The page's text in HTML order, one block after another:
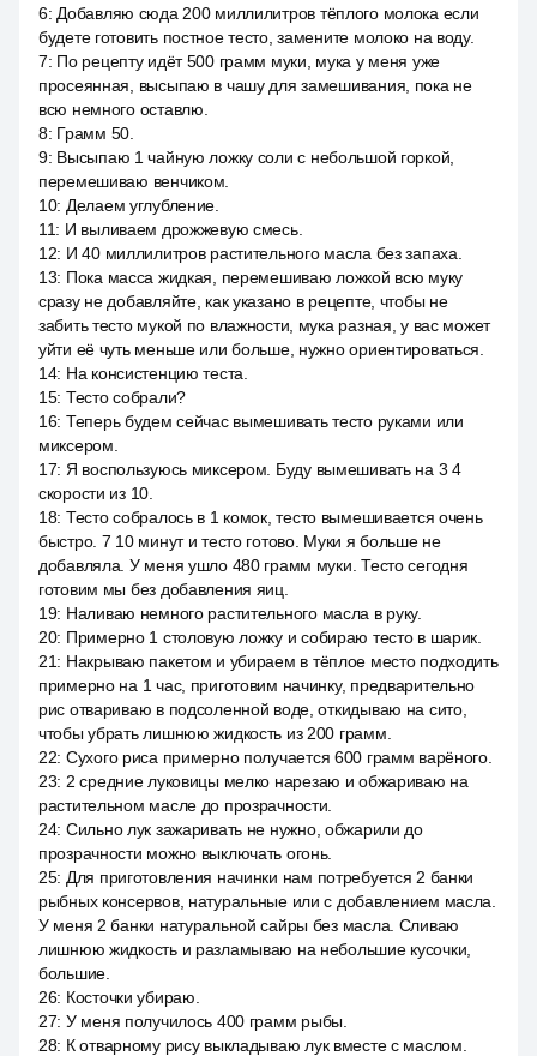
6: Добавляю сюда 200 миллилитров тёплого молока если
будете готовить постное тесто, замените молоко на воду.
7: По рецепту идёт 500 грамм муки, мука у меня уже
просеянная, высыпаю в чашу для замешивания, пока не
всю немного оставлю.
8: Грамм 50.
9: Высыпаю 1 чайную ложку соли с небольшой горкой,
перемешиваю венчиком.
10: Делаем углубление.
11: И выливаем дрожжевую смесь.
12: И 40 миллилитров растительного масла без запаха.
13: Пока масса жидкая, перемешиваю ложкой всю муку
сразу не добавляйте, как указано в рецепте, чтобы не
забить тесто мукой по влажности, мука разная, у вас может
уйти её чуть меньше или больше, нужно ориентироваться.
14: На консистенцию теста.
15: Тесто собрали?
16: Теперь будем сейчас вымешивать тесто руками или
миксером.
17: Я воспользуюсь миксером. Буду вымешивать на 3 4
скорости из 10.
18: Тесто собралось в 1 комок, тесто вымешивается очень
быстро. 7 10 минут и тесто готово. Муки я больше не
добавляла. У меня ушло 480 грамм муки. Тесто сегодня
готовим мы без добавления яиц.
19: Наливаю немного растительного масла в руку.
20: Примерно 1 столовую ложку и собираю тесто в шарик.
21: Накрываю пакетом и убираем в тёплое место подходить
примерно на 1 час, приготовим начинку, предварительно
рис отвариваю в подсоленной воде, откидываю на сито,
чтобы убрать лишнюю жидкость из 200 грамм.
22: Сухого риса примерно получается 600 грамм варёного.
23: 2 средние луковицы мелко нарезаю и обжариваю на
растительном масле до прозрачности.
24: Сильно лук зажаривать не нужно, обжарили до
прозрачности можно выключать огонь.
25: Для приготовления начинки нам потребуется 2 банки
рыбных консервов, натуральные или с добавлением масла.
У меня 2 банки натуральной сайры без масла. Сливаю
лишнюю жидкость и разламываю на небольшие кусочки,
большие.
26: Косточки убираю.
27: У меня получилось 400 грамм рыбы.
28: К отварному рису выкладываю лук вместе с маслом.